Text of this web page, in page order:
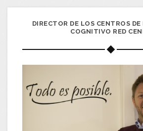
DIRECTOR DE LOS CENTROS
COGNITIVO RED